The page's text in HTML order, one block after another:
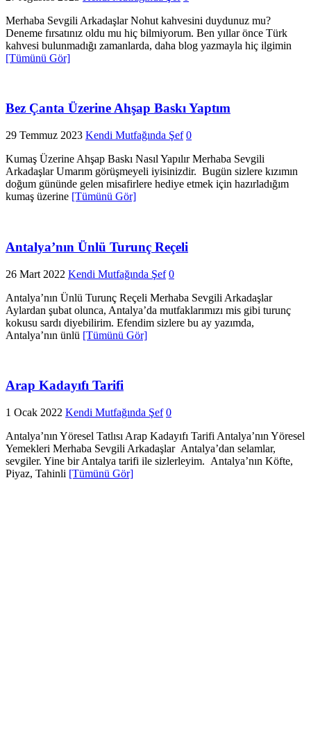
Merhaba Sevgili Arkadaşlar Nohut kahvesini duydunuz mu?
Deneme fırsatınız oldu mu hiç bilmiyorum. Ben yıllar önce Türk
kahvesi bulunmadığı zamanlarda, daha blog yazmayla hiç ilgimin
[Tümünü Gör]
Bez Çanta Üzerine Ahşap Baskı Yaptım
29 Temmuz 2023 Kendi Mutfağında Şef 0
Kumaş Üzerine Ahşap Baskı Nasıl Yapılır Merhaba Sevgili
Arkadaşlar Umarım görüşmeyeli iyisinizdir. Bugün sizlere kızımın
doğum gününde gelen misafirlere hediye etmek için hazırladığım
kumaş üzerine [Tümünü Gör]
Antalya’nın Ünlü Turunç Reçeli
26 Mart 2022 Kendi Mutfağında Şef 0
Antalya’nın Ünlü Turunç Reçeli Merhaba Sevgili Arkadaşlar
Aylardan şubat olunca, Antalya’da mutfaklarımızı mis gibi turunç
kokusu sardı diyebilirim. Efendim sizlere bu ay yazımda,
Antalya’nın ünlü [Tümünü Gör]
Arap Kadayıfı Tarifi
1 Ocak 2022 Kendi Mutfağında Şef 0
Antalya’nın Yöresel Tatlısı Arap Kadayıfı Tarifi Antalya’nın Yöresel
Yemekleri Merhaba Sevgili Arkadaşlar Antalya’dan selamlar,
sevgiler. Yine bir Antalya tarifi ile sizlerleyim. Antalya’nın Köfte,
Piyaz, Tahinli [Tümünü Gör]